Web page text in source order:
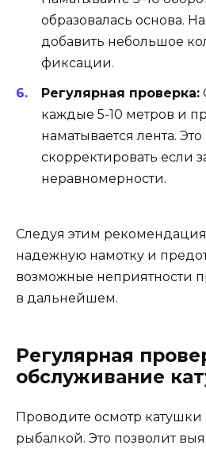
образовалась основа.
добавить небольшое
фиксации.
Регулярная проверка:
каждые 5-10 метров и
наматывается лента.
скорректировать если
неравномерности.
Следуя этим
надежную намотку и
возможные неприятности
в дальнейшем.
Регулярная
обслуживание
Проводите осмотр
рыбалкой. Это позволит